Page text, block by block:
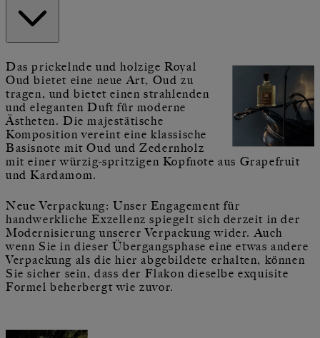
Das prickelnde und holzige Royal
Oud bietet eine neue Art, Oud zu
tragen, und bietet einen strahlenden
und eleganten Duft für moderne
Ästheten. Die majestätische
Komposition vereint eine klassische
Basisnote mit Oud und Zedernholz
mit einer würzig-spritzigen Kopfnote aus Grapefruit
und Kardamom.
Neue Verpackung: Unser Engagement für
handwerkliche Exzellenz spiegelt sich derzeit in der
Modernisierung unserer Verpackung wider. Auch
wenn Sie in dieser Übergangsphase eine etwas andere
Verpackung als die hier abgebildete erhalten, können
Sie sicher sein, dass der Flakon dieselbe exquisite
Formel beherbergt wie zuvor.